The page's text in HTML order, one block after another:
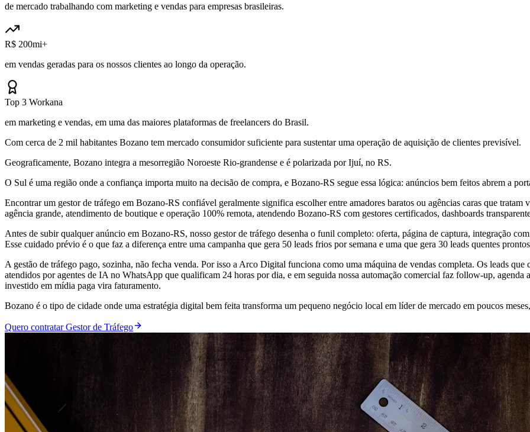
de mercado trabalhando com marketing e vendas para empresas brasileiras.
R$ 200mi+
em vendas geradas para os nossos clientes ao longo da operação.
Top 3 Workana
em marketing e vendas, em uma das maiores plataformas de freelancers do Brasil.
Com cerca de 2 mil habitantes Bozano tem mercado consumidor suficiente para sustentar uma operação de aquisição de clientes previsível.
Geograficamente, Bozano integra a mesorregião Noroeste Rio-grandense e é polarizada por Ijuí, no RS.
O Sul é uma região onde a confiança importa muito na decisão de compra, e Bozano-RS segue essa lógica: anúncios bem feitos abrem a
Encontrar um gestor de tráfego em Bozano-RS confiável geralmente significa escolher entre amadores baratos ou agências caras que
agência grande, atendimento de boutique e operação 100% remota, atendendo Bozano-RS com gestores certificados, dashboards
Antes de subir qualquer anúncio em Bozano-RS, nosso gestor de tráfego desenha o funil completo: oferta, página de captura, integração
Esse cuidado prévio é o que faz a diferença entre uma campanha que gera 50 leads frios por semana e uma que gera 30 leads quentes
A gestão de tráfego pago, sozinha, não fecha venda. Por isso a Arco Digital funciona como uma máquina de vendas completa. Os leads
atendidos por agentes de IA no WhatsApp que qualificam 24 horas por dia, e em seguida nossa automação comercial faz follow-up,
investido em mídia paga vira faturamento.
Bozano é o tipo de cidade onde uma estratégia digital bem feita transforma um pequeno negócio local em líder de mercado em poucos
Quero contratar Gestor de Tráfego